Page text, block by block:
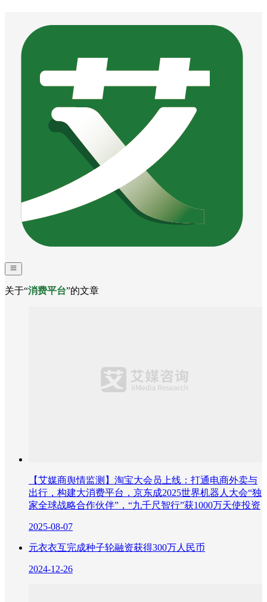
关于“消费平台”的文章
【艾媒商舆情监测】淘宝大会员上线：打通电商外卖与
出行，构建大消费平台，京东成2025世界机器人大会“独
家全球战略合作伙伴”，“九千尺智行”获1000万天使投资
2025-08-07
元衣衣互完成种子轮融资获得300万人民币
2024-12-26